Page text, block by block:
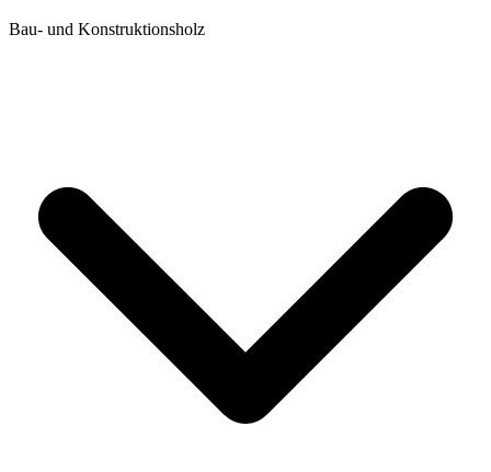
Bau- und Konstruktionsholz